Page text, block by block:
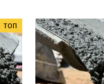
топ